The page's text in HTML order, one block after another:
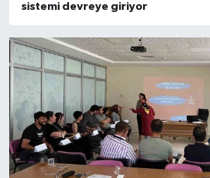
sistemi devreye giriyor